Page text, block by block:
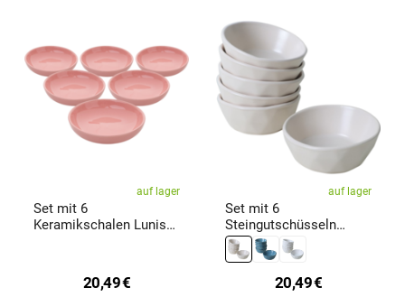
auf lager
Set mit 6
Keramikschalen Lunis
20,49€
auf lager
Set mit 6
Steingutschüsseln
Facetta 12 cm,
cremefarben
20,49€